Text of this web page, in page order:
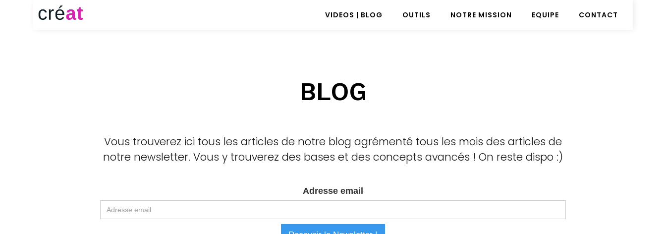
EQUIPE CONTACT
VIDEOS | BLOG OUTILS NOTRE MISSION
BLOG
Vous trouverez ici tous les articles de notre blog agrémenté tous les mois des articles de
notre newsletter. Vous y trouverez des bases et des concepts avancés ! On reste dispo :)
Adresse email